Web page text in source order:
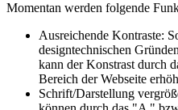
Momentan werden folgende
Ausreichende Kontraste:
designtechnischen
kann der Konstrast durch
Bereich der Webseite
Schrift/Darstellung